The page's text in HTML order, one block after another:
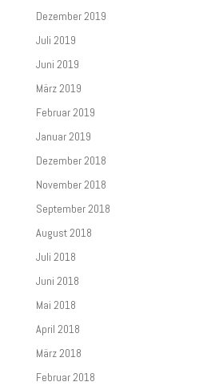
Dezember 2019
Juli 2019
Juni 2019
März 2019
Februar 2019
Januar 2019
Dezember 2018
November 2018
September 2018
August 2018
Juli 2018
Juni 2018
Mai 2018
April 2018
März 2018
Februar 2018